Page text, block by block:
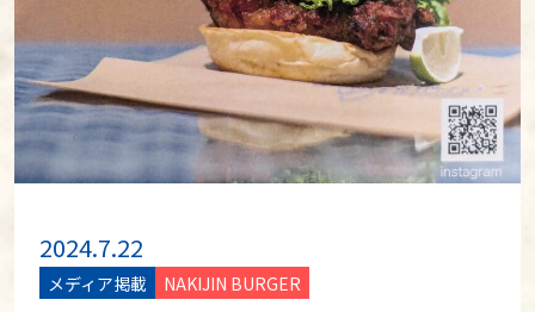
2024.7.22
メディア掲載 NAKIJIN BURGER